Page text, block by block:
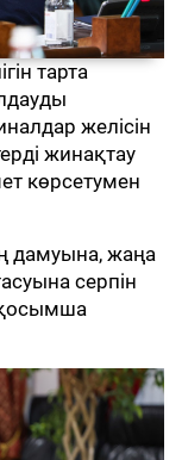
тарта
желісін
жинақтау
көрсетумен
дамуына, жаңа
серпін
қосымша